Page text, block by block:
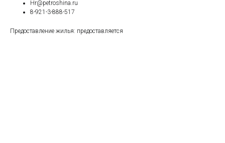
Hr@petroshina.ru
8-921-3-888-517
Предоставление жилья: предоставляется